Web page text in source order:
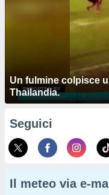
Un fulmine colpisce
Thailandia.
Seguici
Il meteo via e-